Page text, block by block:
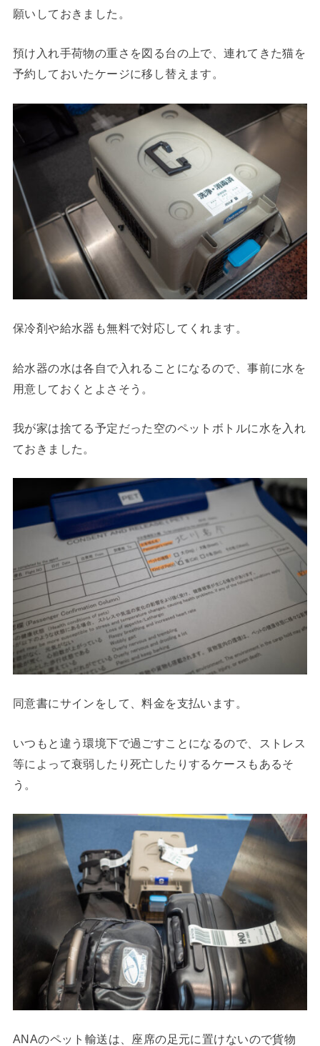
願いしておきました。
預け入れ手荷物の重さを図る台の上で、連れてきた猫を
予約しておいたケージに移し替えます。
保冷剤や給水器も無料で対応してくれます。
給水器の水は各自で入れることになるので、事前に水を
用意しておくとよさそう。
我が家は捨てる予定だった空のペットボトルに水を入れ
ておきました。
同意書にサインをして、料金を支払います。
いつもと違う環境下で過ごすことになるので、ストレス
等によって衰弱したり死亡したりするケースもあるそ
う。
ANAのペット輸送は、座席の足元に置けないので貨物